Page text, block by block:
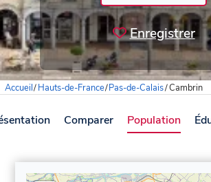
Enregistrer
Accueil/Hauts-de-France/Pas-de-Calais/Cambrin
Comparer Population